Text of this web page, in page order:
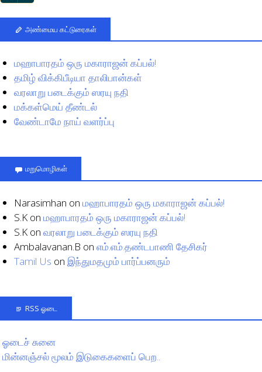
அண்மைய கட்டுரைகள்
மஹாபாரதம் ஒரு மகாராஜன் கப்பல்!
தமிழ் விக்கிபீடியா தாலிபான்கள்
வரலாறு படைக்கும் ஸரயு நதி
மக்கள்மெய் தீண்டல்
வேண்டாமே நாய் வளர்ப்பு
மறுமொழிகள்
Narasimhan on மஹாபாரதம் ஒரு மகாராஜன் கப்பல்!
S.K on மஹாபாரதம் ஒரு மகாராஜன் கப்பல்!
S.K on வரலாறு படைக்கும் ஸரயு நதி
Ambalavanan.B on எம்.எம்.தண்டபாணி தேசிகர்
Tamil Us on இந்துமதமும் பார்ப்பனரும்
RSS ஓடை
ஓடைச் சுனை
மின்னஞ்சல் மூலம் இடுகைகளைப் பெற..